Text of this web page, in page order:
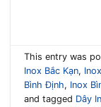
This entry was
Inox Bắc Kạn,
Bình Định, Inox
and tagged Dây